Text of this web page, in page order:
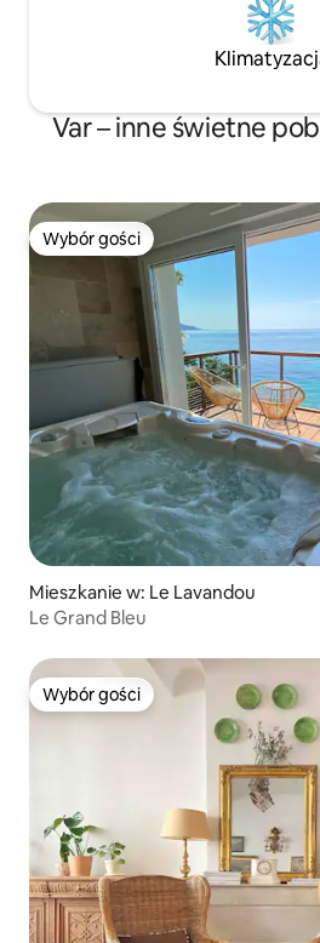
Var – inne świetne
Wybór gości
Wybór gości
Mieszkanie w: Le Lavandou
Le Grand Bleu
Wybór gości
Wybór gości